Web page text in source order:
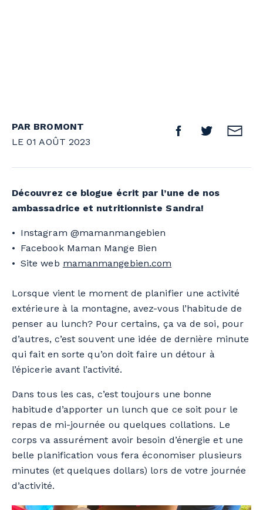
PAR BROMONT
LE 01 AOÛT 2023
Découvrez ce blogue écrit par l’une de nos
ambassadrice et nutritionniste Sandra!
Instagram @mamanmangebien
Facebook Maman Mange Bien
Site web mamanmangebien.com
Lorsque vient le moment de planifier une activité
extérieure à la montagne, avez-vous l’habitude de
penser au lunch? Pour certains, ça va de soi, pour
d’autres, c’est souvent une idée de dernière minute
qui fait en sorte qu’on doit faire un détour à
l’épicerie avant l’activité.
Dans tous les cas, c’est toujours une bonne
habitude d’apporter un lunch que ce soit pour le
repas de mi-journée ou quelques collations. Le
corps va assurément avoir besoin d’énergie et une
belle planification vous fera économiser plusieurs
minutes (et quelques dollars) lors de votre journée
d’activité.